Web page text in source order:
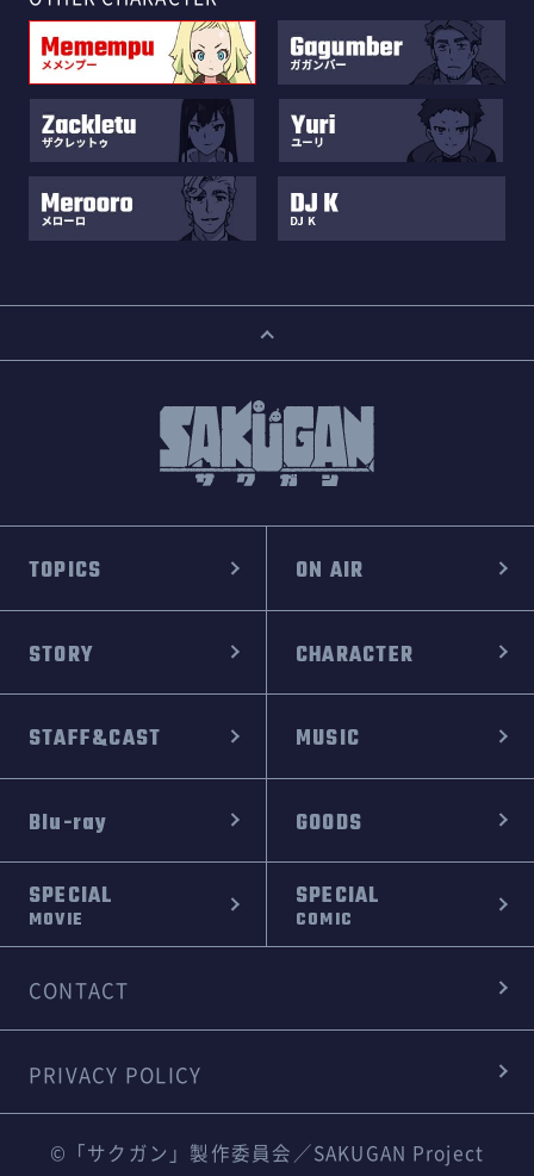
TOPICS ON AIR
STORY CHARACTER
STAFF&CAST MUSIC
Blu-ray GOODS
SPECIAL
MOVIE
SPECIAL
COMIC
CONTACT
PRIVACY POLICY
©「サクガン」製作委員会／SAKUGAN Project